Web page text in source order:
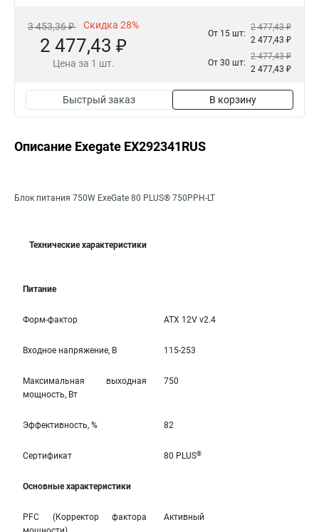
3 453,36 ₽ Скидка 28%
2 477,43 ₽
Цена за 1 шт.
От 15 шт:
2 477,43 ₽
2 477,43 ₽
От 30 шт:
2 477,43 ₽
2 477,43 ₽
Быстрый заказ В корзину
Описание Exegate EX292341RUS
Блок питания 750W ExeGate 80 PLUS® 750PPH-LT
Технические характеристики
Питание
Форм-фактор ATX 12V v2.4
Входное напряжение, В 115-253
Максимальная выходная
мощность, Вт
750
Эффективность, % 82
Сертификат 80 PLUS®
Основные характеристики
PFC (Корректор фактора
Активный